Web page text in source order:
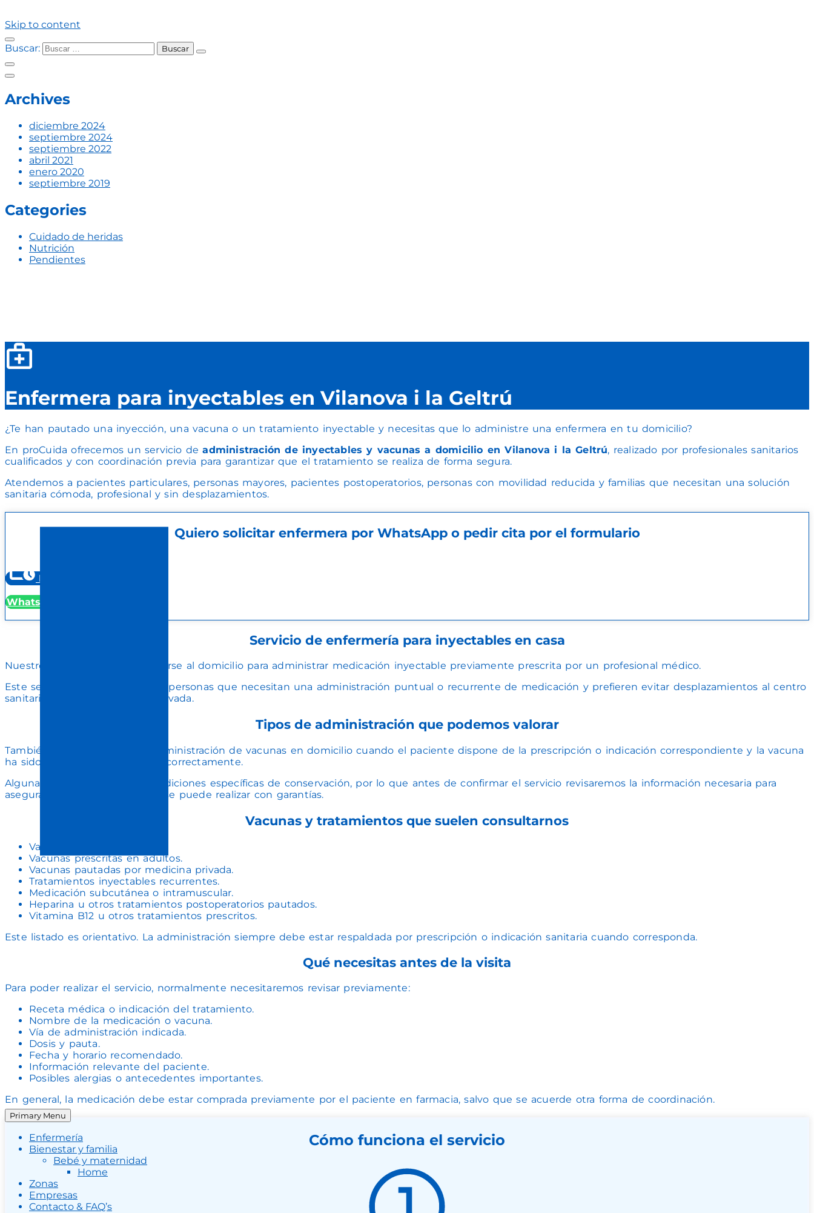
Skip to content
Buscar:
Archives
diciembre 2024
septiembre 2024
septiembre 2022
abril 2021
enero 2020
septiembre 2019
Categories
Cuidado de heridas
Nutrición
Pendientes
Primary Menu
Enfermería
Bienestar y familia
Bebé y maternidad
Home
Zonas
Empresas
Contacto & FAQ’s
Enfermera para inyectables en Vilanova i la Geltrú
¿Te han pautado una inyección, una vacuna o un tratamiento inyectable y necesitas que lo administre una enfermera en tu domicilio?
En proCuida ofrecemos un servicio deadministración de inyectables y vacunas a domicilio en Vilanova i la Geltrú, realizado por profesionales sanitarios
cualificados y con coordinación previa para garantizar que el tratamiento se realiza de forma segura.
Atendemos a pacientes particulares, personas mayores, pacientes postoperatorios, personas con movilidad reducida y familias que necesitan una solución
sanitaria cómoda, profesional y sin desplazamientos.
Quiero solicitar enfermera por WhatsApp o pedir cita por el formulario​
Pedir cita
WhatssApp
Servicio de enfermería para inyectables en casa
Nuestro equipo puede desplazarse al domicilio para administrar medicación inyectable previamente prescrita por un profesional médico.
Este servicio está pensado para personas que necesitan una administración puntual o recurrente de medicación y prefieren evitar desplazamientos al centro
sanitario, farmacia o consulta privada.
Tipos de administración que podemos valorar
También podemos valorar la administración de vacunas en domicilio cuando el paciente dispone de la prescripción o indicación correspondiente y la vacuna
ha sido adquirida y conservada correctamente.
Algunas vacunas requieren condiciones específicas de conservación, por lo que antes de confirmar el servicio revisaremos la información necesaria para
asegurar que la administración se puede realizar con garantías.
Vacunas y tratamientos que suelen consultarnos
Vacuna de la gripe.
Vacunas prescritas en adultos.
Vacunas pautadas por medicina privada.
Tratamientos inyectables recurrentes.
Medicación subcutánea o intramuscular.
Heparina u otros tratamientos postoperatorios pautados.
Vitamina B12 u otros tratamientos prescritos.
Este listado es orientativo. La administración siempre debe estar respaldada por prescripción o indicación sanitaria cuando corresponda.
Qué necesitas antes de la visita
Para poder realizar el servicio, normalmente necesitaremos revisar previamente:
Receta médica o indicación del tratamiento.
Nombre de la medicación o vacuna.
Vía de administración indicada.
Dosis y pauta.
Fecha y horario recomendado.
Información relevante del paciente.
Posibles alergias o antecedentes importantes.
En general, la medicación debe estar comprada previamente por el paciente en farmacia, salvo que se acuerde otra forma de coordinación.
Cómo funciona el servicio​